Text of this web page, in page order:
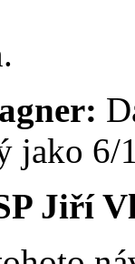
jako 6/
Jiří